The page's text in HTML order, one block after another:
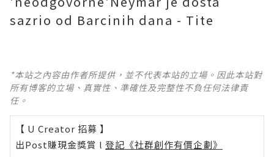
sazrio od Barcinih dana - Tite
*本站之內容由作者所提供，並不代表本站的立場。因此本站對
所有博客的立場、真實性、準確性及完整性不負任何法律責
任。
【 U Creator 招募 】
出Post賺現金獎賞 l 登記《社群創作有價企劃》